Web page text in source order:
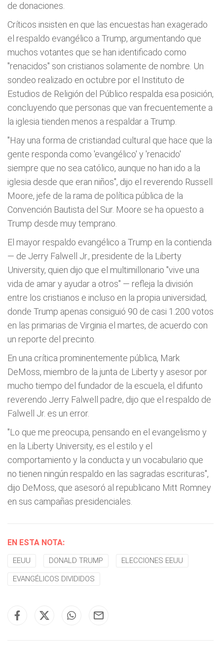
de donaciones.
Críticos insisten en que las encuestas han exagerado
el respaldo evangélico a Trump, argumentando que
muchos votantes que se han identificado como
"renacidos" son cristianos solamente de nombre. Un
sondeo realizado en octubre por el Instituto de
Estudios de Religión del Público respalda esa posición,
concluyendo que personas que van frecuentemente a
la iglesia tienden menos a respaldar a Trump.
"Hay una forma de cristiandad cultural que hace que la
gente responda como 'evangélico' y 'renacido'
siempre que no sea católico, aunque no han ido a la
iglesia desde que eran niños", dijo el reverendo Russell
Moore, jefe de la rama de política pública de la
Convención Bautista del Sur. Moore se ha opuesto a
Trump desde muy temprano.
El mayor respaldo evangélico a Trump en la contienda
— de Jerry Falwell Jr., presidente de la Liberty
University, quien dijo que el multimillonario "vive una
vida de amar y ayudar a otros" — refleja la división
entre los cristianos e incluso en la propia universidad,
donde Trump apenas consiguió 90 de casi 1.200 votos
en las primarias de Virginia el martes, de acuerdo con
un reporte del precinto.
En una crítica prominentemente pública, Mark
DeMoss, miembro de la junta de Liberty y asesor por
mucho tiempo del fundador de la escuela, el difunto
reverendo Jerry Falwell padre, dijo que el respaldo de
Falwell Jr. es un error.
"Lo que me preocupa, pensando en el evangelismo y
en la Liberty University, es el estilo y el
comportamiento y la conducta y un vocabulario que
no tienen ningún respaldo en las sagradas escrituras",
dijo DeMoss, que asesoró al republicano Mitt Romney
en sus campañas presidenciales.
EN ESTA NOTA:
EEUU DONALD TRUMP ELECCIONES EEUU
EVANGÉLICOS DIVIDIDOS